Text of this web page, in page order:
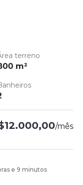
terreno
m²
/mês
e 9 minutos